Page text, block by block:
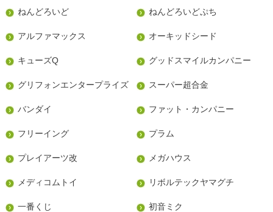
ねんどろいど ねんどろいどぷち
アルファマックス オーキッドシード
キューズQ グッドスマイルカンパニー
グリフォンエンタープライズ スーパー超合金
バンダイ ファット・カンパニー
フリーイング プラム
プレイアーツ改 メガハウス
メディコムトイ リボルテックヤマグチ
一番くじ 初音ミク